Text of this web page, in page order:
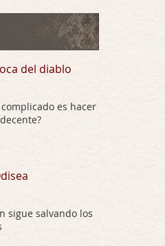
con respect …
Buena película, buen director y buenos ac …
del diablo
complicado es hacer
sigue salvando los